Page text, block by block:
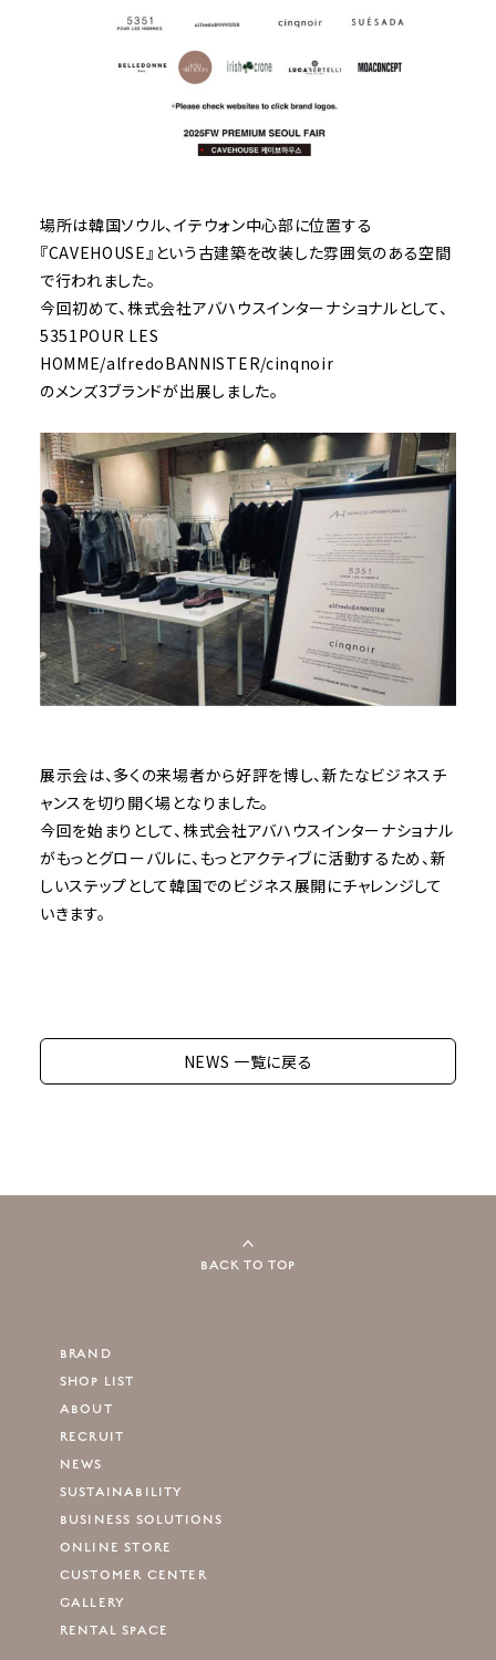
場所は韓国ソウル、イテウォン中心部に位置する
『CAVEHOUSE』という古建築を改装した雰囲気のある空間
で行われました。
今回初めて、株式会社アバハウスインターナショナルとして、
5351POUR LES
HOMME/alfredoBANNISTER/cinqnoir
のメンズ3ブランドが出展しました。
展示会は、多くの来場者から好評を博し、新たなビジネスチ
ャンスを切り開く場となりました。
今回を始まりとして、株式会社アバハウスインターナショナル
がもっとグローバルに、もっとアクティブに活動するため、新
しいステップとして韓国でのビジネス展開にチャレンジして
いきます。
NEWS 一覧に戻る
BACK TO TOP
BRAND
SHOP LIST
ABOUT
RECRUIT
NEWS
SUSTAINABILITY
BUSINESS SOLUTIONS
ONLINE STORE
CUSTOMER CENTER
GALLERY
RENTAL SPACE